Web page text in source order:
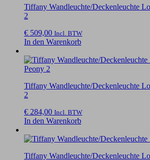
Tiffany Wandleuchte/Deckenleuchte
2
€ 509,00 Incl. BTW
In den Warenkorb
Tiffany Wandleuchte/Deckenleuchte
2
€ 284,00 Incl. BTW
In den Warenkorb
Tiffany Wandleuchte/Deckenleuchte